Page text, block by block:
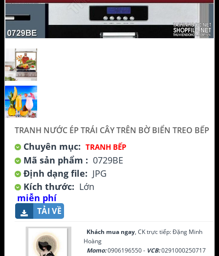
TRANH NƯỚC ÉP TRÁI CÂY TRÊN BỜ BIỂN TREO BẾP
Chuyên mục: TRANH BẾP
Mã sản phẩm : 0729BE
Định dạng file: JPG
Kích thước: Lớn
miễn phí
TẢI VỀ
Khách mua ngay, CK trực tiếp: Đặng Minh
Hoàng
Momo:0906196550 - VCB:0291000250717